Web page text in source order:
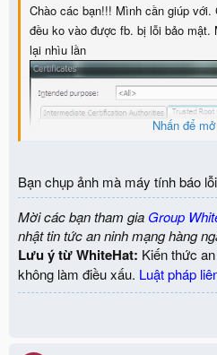
Chào các bạn!!! Mình cần giúp
đều ko vào được fb. bị lỗi bảo
lại nhìu lần
Nhấn để
Bạn chụp ảnh mà máy tính báo
Mời các bạn tham gia Group
nhật tin tức an ninh mạng hàng
Lưu ý từ WhiteHat: Kiến thức
không làm điều xấu. Luật pháp